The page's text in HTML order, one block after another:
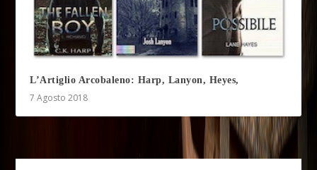
L’Artiglio Arcobaleno: Harp, Lanyon, Heyes,
7 Agosto 2018